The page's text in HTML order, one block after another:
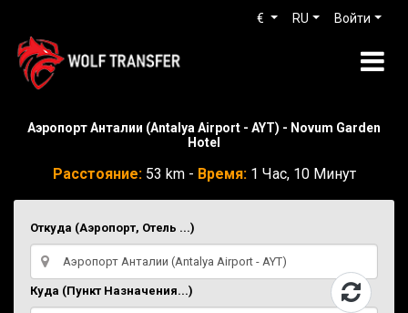
Войти
RU
€
Аэропорт Анталии (Antalya Airport - AYT) - Novum Garden
Hotel
Расстояние:53 km - Время:1 Час, 10 Минут
Откуда (Аэропорт, Отель ...)
Куда (Пункт Назначения...)